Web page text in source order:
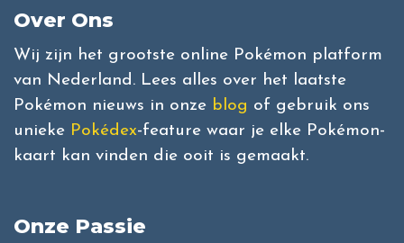
Over Ons
Wij zijn het grootste online Pokémon platform
van Nederland. Lees alles over het laatste
Pokémon nieuws in onze blog of gebruik ons
unieke Pokédex-feature waar je elke Pokémon-
kaart kan vinden die ooit is gemaakt.
Onze Passie